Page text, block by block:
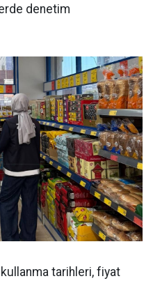
denetim
tarihleri, fiyat